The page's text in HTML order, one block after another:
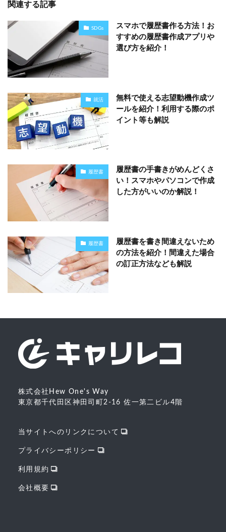
関連する記事
SDGs
スマホで履歴書作る方法！お
すすめの履歴書作成アプリや
選び方を紹介！
就活
無料で使える志望動機作成ツ
ールを紹介！利用する際のポ
イント等も解説
履歴書
履歴書の手書きがめんどくさ
い！スマホやパソコンで作成
した方がいいのか解説！
履歴書
履歴書を書き間違えないため
の方法を紹介！間違えた場合
の訂正方法なども解説
株式会社Hew One's Way
東京都千代田区神田司町2-16 佐一第二ビル4階
当サイトへのリンクについて
プライバシーポリシー
利用規約
会社概要